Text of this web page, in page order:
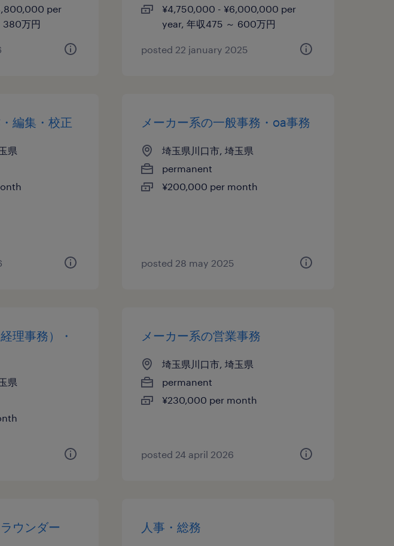
per
380万円
¥4,750,000 - ¥6,000,000 per
year, 年収475 ～ 600万円
posted 22 january 2025
編集・校正
県
メーカー系の一般事務・oa事務
埼玉県川口市, 埼玉県
permanent
¥200,000 per month
posted 28 may 2025
理事務）・
県
メーカー系の営業事務
埼玉県川口市, 埼玉県
permanent
¥230,000 per month
posted 24 april 2026
ウンダー 人事・総務